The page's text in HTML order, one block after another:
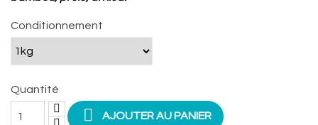
Conditionnement
Quantité
 AJOUTER AU PANIER